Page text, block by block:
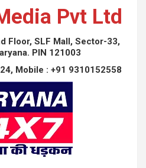
Pvt Ltd
Floor, SLF Mall, Sector-33,
PIN 121003
Mobile : +91 9310152558